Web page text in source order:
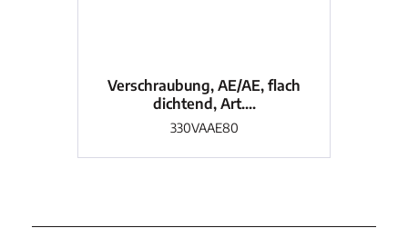
Verschraubung, AE/AE, flach
dichtend, Art....
330VAAE80